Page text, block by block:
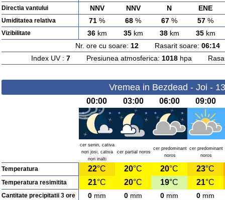
Directia vantului NNV NNV N ENE
Umiditatea relativa 71 % 68 % 67 % 57 %
Vizibilitate 36km 35km 38km 35km
Nr. ore cu soare: 12Rasarit soare: 06:14
Index UV : 7Presiunea atmosferica: 1018hpa
Vremea in Bezdead - Joi -
00:00 03:00 06:00 09:00
cer senin, cativa
nori josi, cativa
nori inalti
cer partial noros
cer predominant
noros
cer predominant
noros
Temperatura 22°C 20°C 20°C 23°C
Temperatura resimitita 21°C 20°C 19°C 21°C
Cantitate precipitatii 3 ore 0 mm 0 mm 0 mm 0 mm